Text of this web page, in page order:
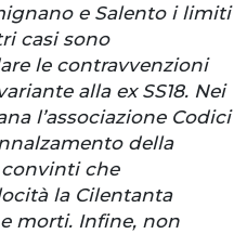
e Salento i limiti
casi sono
le contravvenzioni
alla ex SS18. Nei
l’associazione Codici
della
che
la Cilentanta
morti. Infine, non